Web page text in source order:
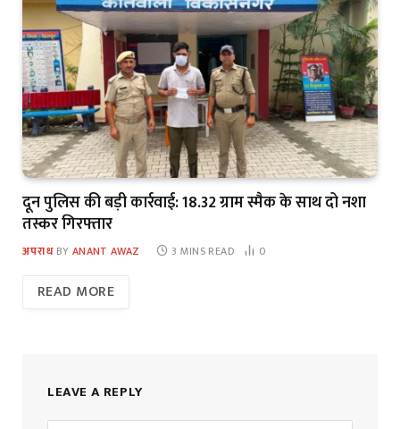
दून पुलिस की बड़ी कार्रवाई: 18.32 ग्राम स्मैक के साथ दो नशा
तस्कर गिरफ्तार
अपराध BY ANANT AWAZ 3 MINS READ 0
READ MORE
LEAVE A REPLY